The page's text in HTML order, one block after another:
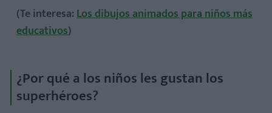
(Te interesa:Los dibujos animados para niños más
educativos)
¿Por qué a los niños les gustan los
superhéroes?